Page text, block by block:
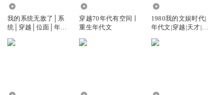
我的系统无敌了│系
统│穿越│位面│年代
穿越70年代有空间丨
重生年代文
1980我的文娱时代|
年代文|穿越|天才|重